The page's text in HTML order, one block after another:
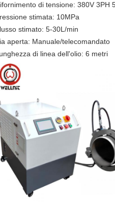
di tensione: 380V 3PH
stimata: 10MPa
stimato: 5-30L/min
aperta: Manuale/telecomandato
di linea dell'olio: 6 metri